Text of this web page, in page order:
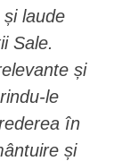
laude
Sale.
și
le
în
și